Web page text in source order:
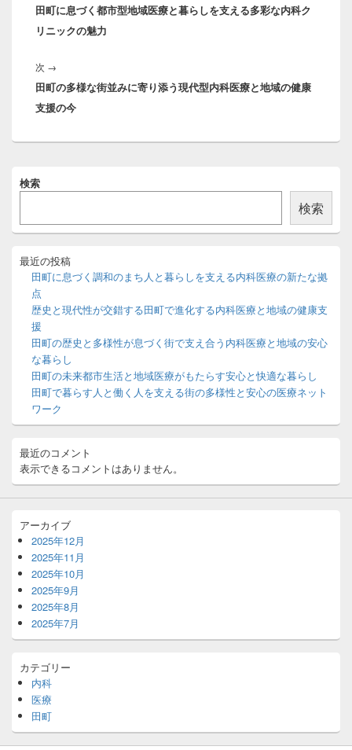
ナ
ビ
ゲ
シ
ョ
ン
の
投
田町に息づく都市型地域医療と暮らしを支える多彩な内科ク
リニックの魅力
次 →
の
投
田町の多様な街並みに寄り添う現代型内科医療と地域の健康
支援の今
イ
イ
バ
検索
検索
最近の投稿
田町に息づく調和のまち人と暮らしを支える内科医療の新たな拠
点
歴史と現代性が交錯する田町で進化する内科医療と地域の健康支
援
田町の歴史と多様性が息づく街で支え合う内科医療と地域の安心
な暮らし
田町の未来都市生活と地域医療がもたらす安心と快適な暮らし
田町で暮らす人と働く人を支える街の多様性と安心の医療ネット
ワーク
最近のコメント
表示できるコメントはありません。
アーカイブ
2025年12月
2025年11月
2025年10月
2025年9月
2025年8月
2025年7月
カテゴリー
内科
医療
田町